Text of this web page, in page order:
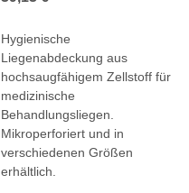
Hygienische
Liegenabdeckung aus
hochsaugfähigem Zellstoff für
medizinische
Behandlungsliegen.
Mikroperforiert und in
verschiedenen Größen
erhältlich.